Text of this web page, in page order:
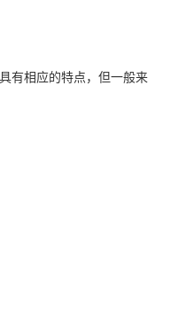
有相应的特点，但一般来